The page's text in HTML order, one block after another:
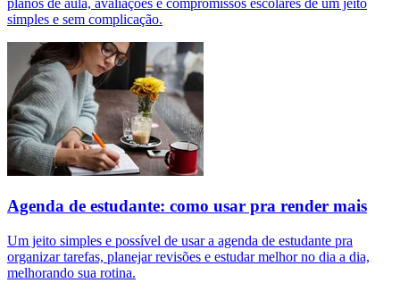
planos de aula, avaliações e compromissos escolares de um jeito
simples e sem complicação.
Agenda de estudante: como usar pra render mais
Um jeito simples e possível de usar a agenda de estudante pra
organizar tarefas, planejar revisões e estudar melhor no dia a dia,
melhorando sua rotina.